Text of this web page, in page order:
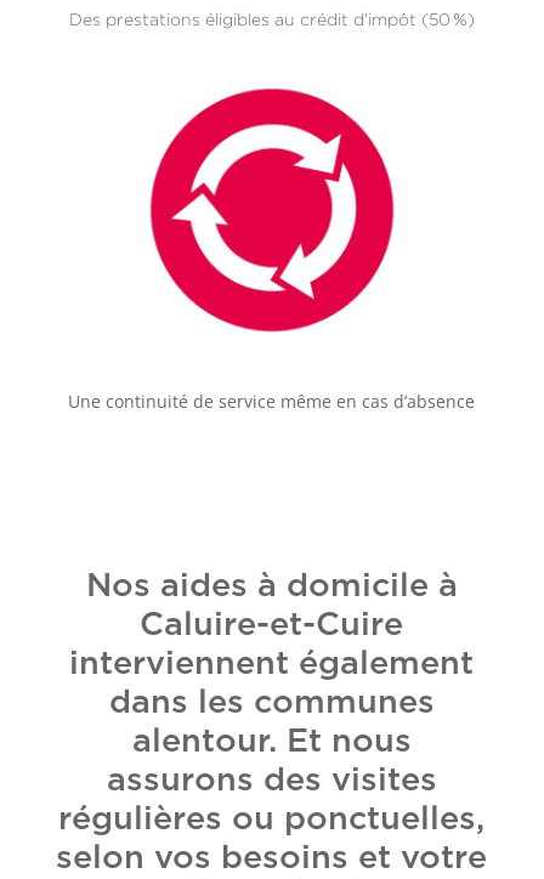
Des prestations éligibles au crédit d’impôt (50 %)
Une continuité de service même en cas d’absence
Nos aides à domicile à
Caluire-et-Cuire
interviennent également
dans les communes
alentour. Et nous
assurons des visites
régulières ou ponctuelles,
selon vos besoins et votre